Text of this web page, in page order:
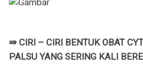
⇛ CIRI – CIRI BENTUK OBAT
PALSU YANG SERING KALI